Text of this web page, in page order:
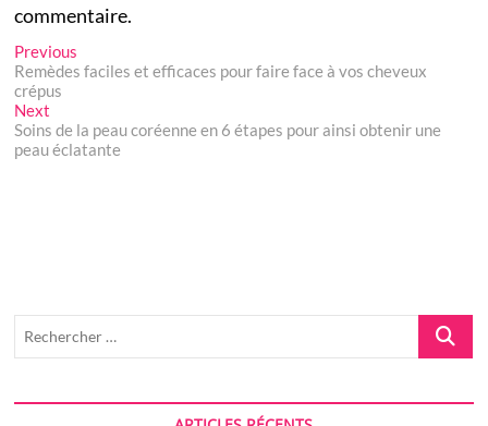
commentaire.
Navigation
de
l’article
Previous
post:
Remèdes faciles et efficaces pour faire face à vos cheveux
crépus
Next
post:
Soins de la peau coréenne en 6 étapes pour ainsi obtenir une
peau éclatante